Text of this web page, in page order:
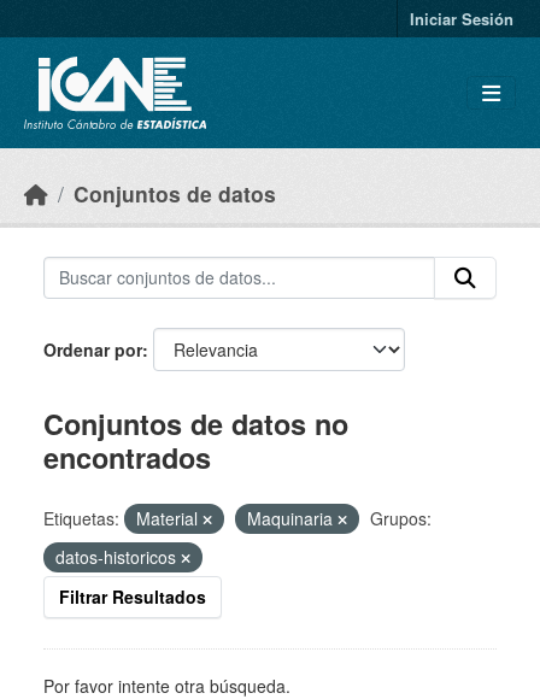
Iniciar Sesión
Conjuntos de datos
Ordenar por
Conjuntos de datos no
encontrados
Etiquetas: Material Maquinaria
Grupos:
datos-historicos
Filtrar Resultados
Por favor intente otra búsqueda.